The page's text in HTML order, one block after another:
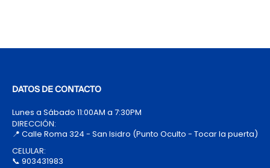
DATOS DE CONTACTO
Lunes a Sábado 11:00AM a 7:30PM
DIRECCIÓN:
📍 Calle Roma 324 - San Isidro (Punto Oculto - Tocar la puerta)
CELULAR:
📞 903431983